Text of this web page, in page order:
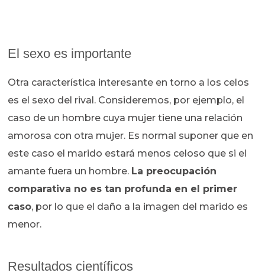
El sexo es importante
Otra característica interesante en torno a los celos
es el sexo del rival. Consideremos, por ejemplo, el
caso de un hombre cuya mujer tiene una relación
amorosa con otra mujer. Es normal suponer que en
este caso el marido estará menos celoso que si el
amante fuera un hombre. La preocupación
comparativa no es tan profunda en el primer
caso, por lo que el daño a la imagen del marido es
menor.
Resultados científicos